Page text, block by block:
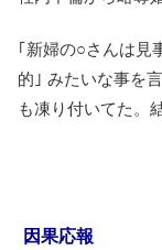
｢新婦の○さんは見
的｣ みたいな事を
も凍り付いてた。
因果応報